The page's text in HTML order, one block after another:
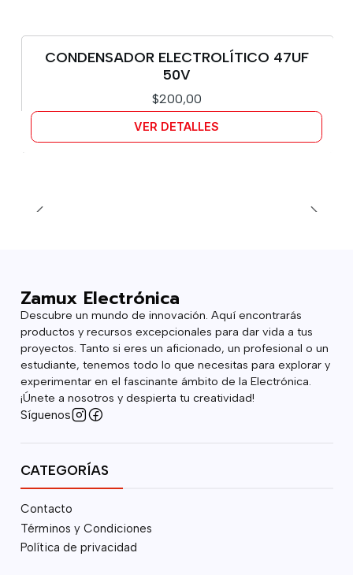
Agotado
CONDENSADOR ELECTROLÍTICO 47UF
50V
$200,00
VER DETALLES
Zamux Electrónica
Descubre un mundo de innovación. Aquí encontrarás
productos y recursos excepcionales para dar vida a tus
proyectos. Tanto si eres un aficionado, un profesional o un
estudiante, tenemos todo lo que necesitas para explorar y
experimentar en el fascinante ámbito de la Electrónica.
¡Únete a nosotros y despierta tu creatividad!
Síguenos
CATEGORÍAS
Contacto
Términos y Condiciones
Política de privacidad